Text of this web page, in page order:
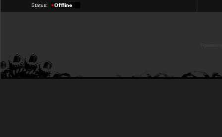
Status: